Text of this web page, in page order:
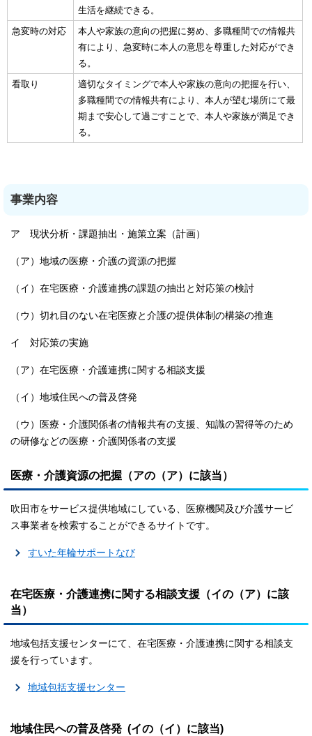
生活を継続できる。
急変時の対応
本人や家族の意向の把握に努め、多職種間での情報共
有により、急変時に本人の意思を尊重した対応ができ
る。
看取り
適切なタイミングで本人や家族の意向の把握を行い、
多職種間での情報共有により、本人が望む場所にて最
期まで安心して過ごすことで、本人や家族が満足でき
る。
事業内容
ア 現状分析・課題抽出・施策立案（計画）
（ア）地域の医療・介護の資源の把握
（イ）在宅医療・介護連携の課題の抽出と対応策の検討
（ウ）切れ目のない在宅医療と介護の提供体制の構築の推進
イ 対応策の実施
（ア）在宅医療・介護連携に関する相談支援
（イ）地域住民への普及啓発
（ウ）医療・介護関係者の情報共有の支援、知識の習得等のため
の研修などの医療・介護関係者の支援
医療・介護資源の把握（アの（ア）に該当）
吹田市をサービス提供地域にしている、医療機関及び介護サービ
ス事業者を検索することができるサイトです。
すいた年輪サポートなび
在宅医療・介護連携に関する相談支援（イの（ア）に該
当）
地域包括支援センターにて、在宅医療・介護連携に関する相談支
援を行っています。
地域包括支援センター
地域住民への普及啓発 (イの（イ）に該当)